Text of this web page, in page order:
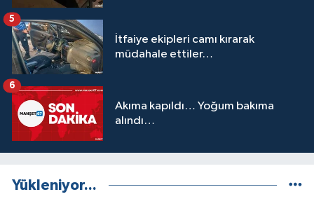
İtfaiye ekipleri camı kırarak
müdahale ettiler…
5
Akıma kapıldı… Yoğum bakıma
alındı…
6
Yükleniyor...